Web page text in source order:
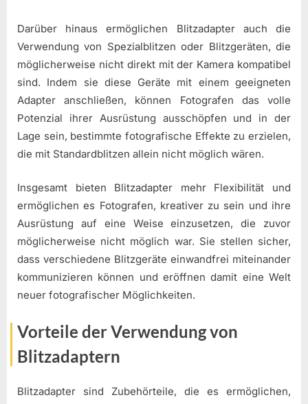
Darüber hinaus ermöglichen Blitzadapter auch die
Verwendung von Spezialblitzen oder Blitzgeräten, die
möglicherweise nicht direkt mit der Kamera kompatibel
sind. Indem sie diese Geräte mit einem geeigneten
Adapter anschließen, können Fotografen das volle
Potenzial ihrer Ausrüstung ausschöpfen und in der
Lage sein, bestimmte fotografische Effekte zu erzielen,
die mit Standardblitzen allein nicht möglich wären.
Insgesamt bieten Blitzadapter mehr Flexibilität und
ermöglichen es Fotografen, kreativer zu sein und ihre
Ausrüstung auf eine Weise einzusetzen, die zuvor
möglicherweise nicht möglich war. Sie stellen sicher,
dass verschiedene Blitzgeräte einwandfrei miteinander
kommunizieren können und eröffnen damit eine Welt
neuer fotografischer Möglichkeiten.
Vorteile der Verwendung von
Blitzadaptern
Blitzadapter sind Zubehörteile, die es ermöglichen,